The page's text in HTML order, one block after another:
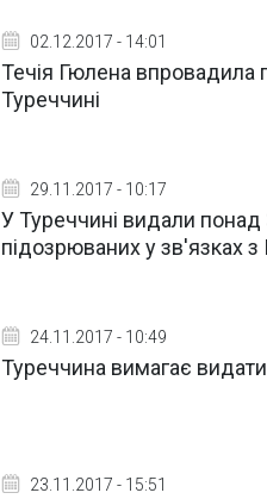
02.12.2017 - 14:01
Течія Гюлена впровадила
Туреччині
29.11.2017 - 10:17
У Туреччині видали понад
підозрюваних у зв'язках
24.11.2017 - 10:49
Туреччина вимагає
23.11.2017 - 15:51